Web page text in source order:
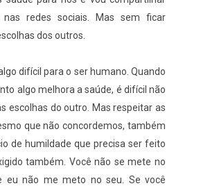
redes sociais. Mas sem ficar
dos outros.
difícil para o ser humano. Quando
algo melhora a saúde, é difícil não
escolhas do outro. Mas respeitar as
que não concordemos, também
de humildade que precisa ser feito
também. Você não se mete no
eu não me meto no seu. Se você